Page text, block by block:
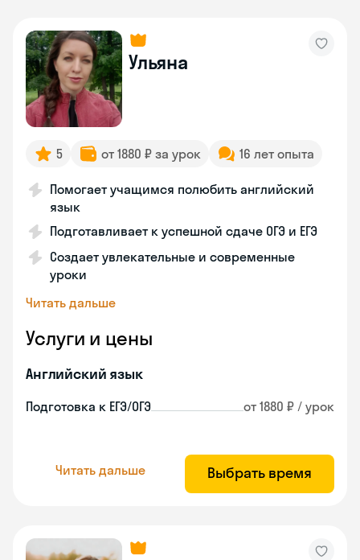
Ульяна
5 от 1880 ₽ за урок 16 лет опыта
Помогает учащимся полюбить английский
язык
Подготавливает к успешной сдаче ОГЭ и ЕГЭ
Создает увлекательные и современные
уроки
Читать дальше
Услуги и цены
Английский язык
Подготовка к ЕГЭ/ОГЭ от 1880 ₽ / урок
Читать дальше Выбрать время